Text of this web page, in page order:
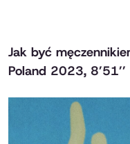
Jak być
Poland 2023, 8’51’’